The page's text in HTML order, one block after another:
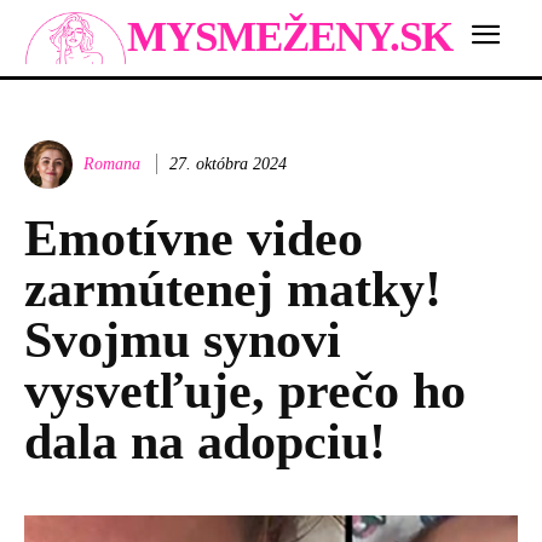
MYSMEŽENY.SK
Romana 27. októbra 2024
Emotívne video
zarmútenej matky!
Svojmu synovi
vysvetľuje, prečo ho
dala na adopciu!